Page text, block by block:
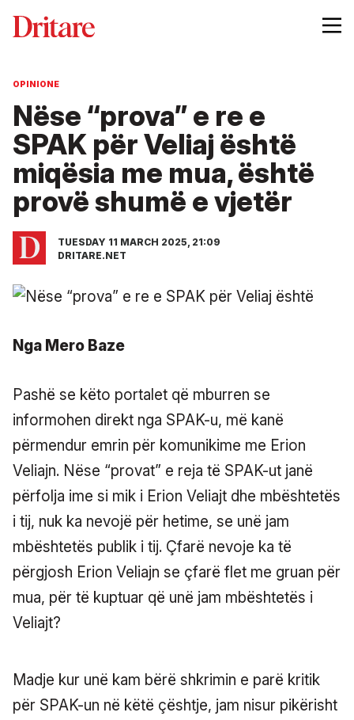
OPINIONE
Nëse “prova” e re e
SPAK për Veliaj është
miqësia me mua, është
provë shumë e vjetër
TUESDAY 11 MARCH 2025, 21:09
DRITARE.NET
Nga Mero Baze
Pashë se këto portalet që mburren se
informohen direkt nga SPAK-u, më kanë
përmendur emrin për komunikime me Erion
Veliajn. Nëse “provat” e reja të SPAK-ut janë
përfolja ime si mik i Erion Veliajt dhe mbështetës
i tij, nuk ka nevojë për hetime, se unë jam
mbështetës publik i tij. Çfarë nevoje ka të
përgjosh Erion Veliajn se çfarë flet me gruan për
mua, për të kuptuar që unë jam mbështetës i
Veliajt?
Madje kur unë kam bërë shkrimin e parë kritik
për SPAK-un në këtë çështje, jam nisur pikërisht